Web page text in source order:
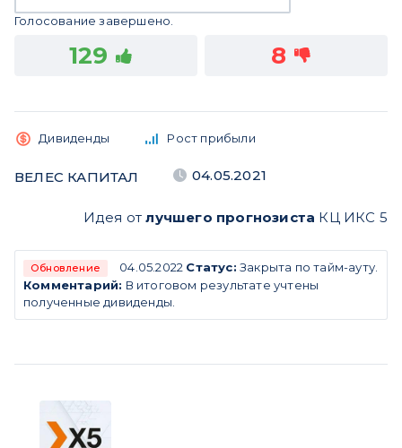
Голосование завершено.
129 8
Дивиденды Рост прибыли
ВЕЛЕС КАПИТАЛ 04.05.2021
Идея отлучшего прогнозиста КЦ ИКС 5
Обновление 04.05.2022 Статус: Закрыта по тайм-ауту.
Комментарий: В итоговом результате учтены
полученные дивиденды.